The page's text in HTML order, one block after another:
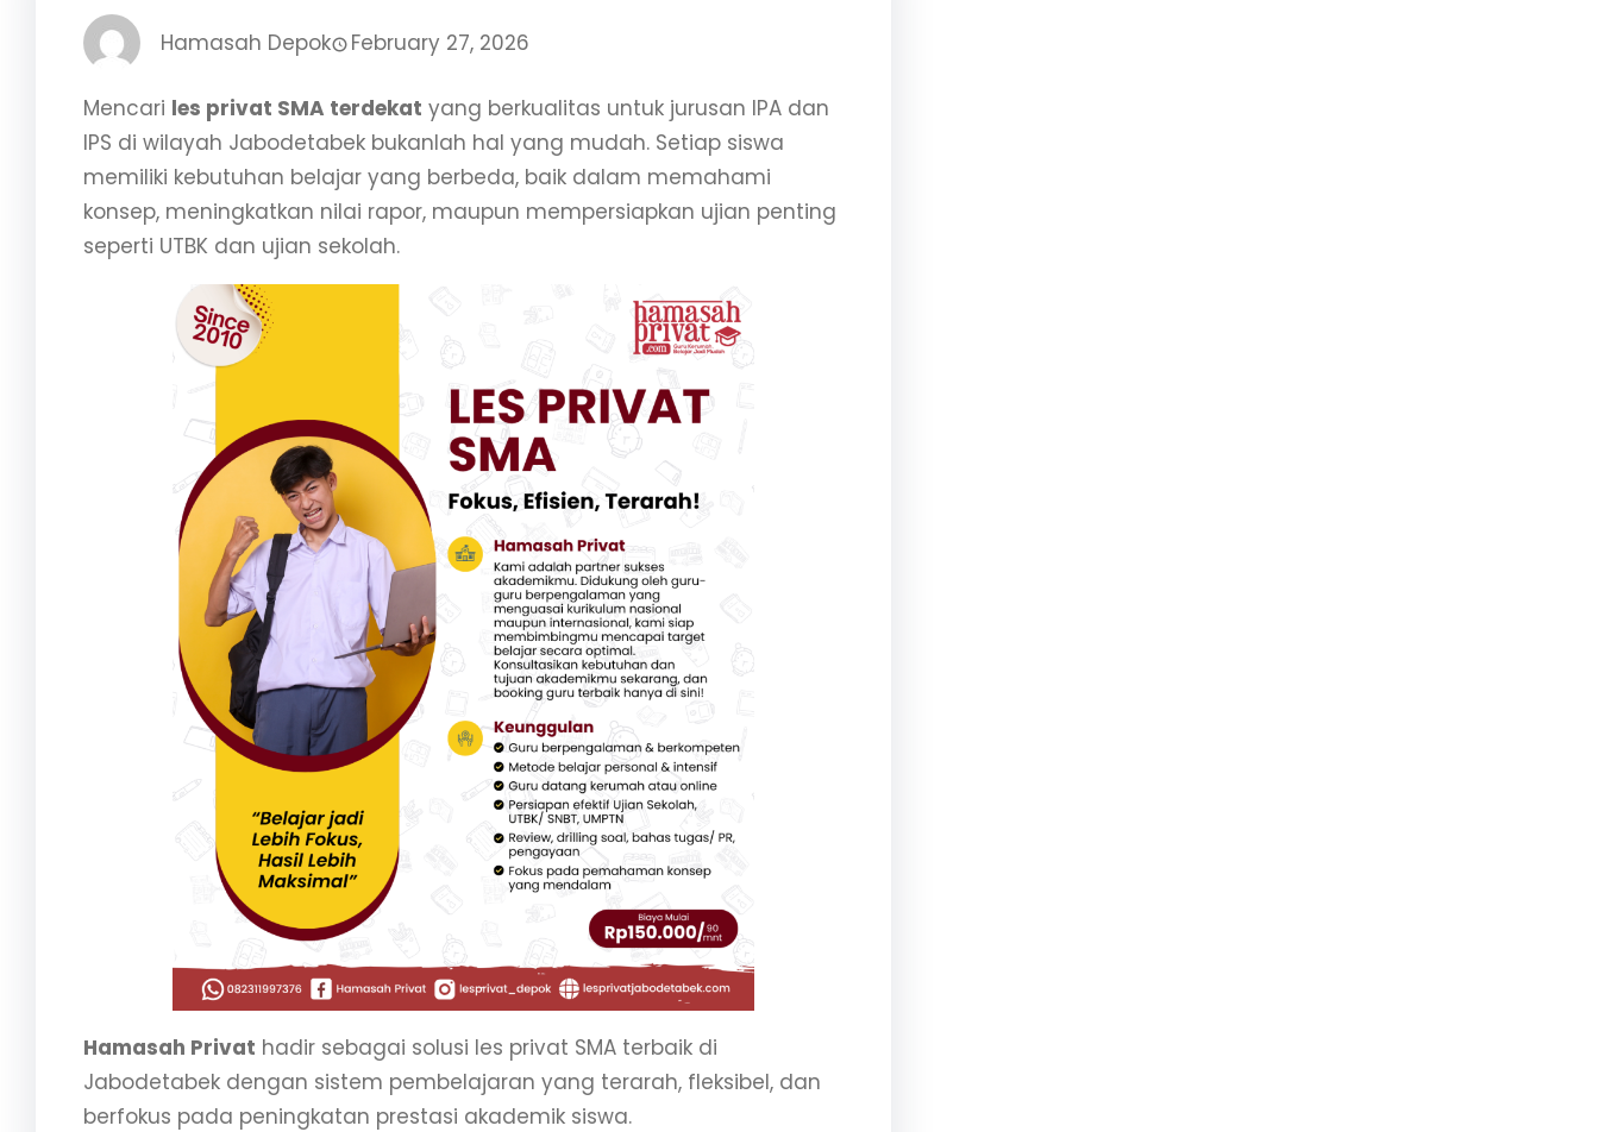
Hamasah Depok February 27, 2026
Mencari les privat SMA terdekat yang berkualitas untuk jurusan IPA dan
IPS di wilayah Jabodetabek bukanlah hal yang mudah. Setiap siswa
memiliki kebutuhan belajar yang berbeda, baik dalam memahami
konsep, meningkatkan nilai rapor, maupun mempersiapkan ujian penting
seperti UTBK dan ujian sekolah.
Hamasah Privat hadir sebagai solusi les privat SMA terbaik di
Jabodetabek dengan sistem pembelajaran yang terarah, fleksibel, dan
berfokus pada peningkatan prestasi akademik siswa.